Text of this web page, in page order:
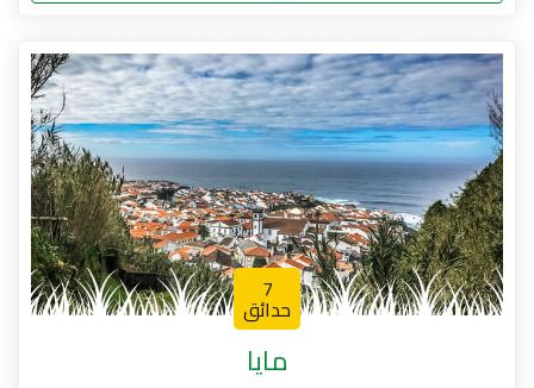
7
حدائق
مايا